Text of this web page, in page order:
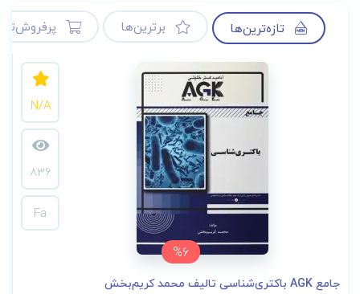
تازه‌ترین‌ها برترین‌ها
%6
N/A
836
Fa
جامع AGK باکتری‌شناسی تالیف محمد کریم‌بخش